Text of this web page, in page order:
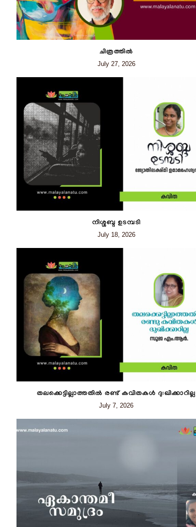
ചിത്രത്തില്‍
July 27, 2026
നിശ്ശബ്ദ ഉടമ്പടി
July 18, 2026
തലക്കെട്ടില്ലാത്തതിൽ രണ്ട് കവിതകൾ ദുഃഖിക്കാറില്ല
July 7, 2026